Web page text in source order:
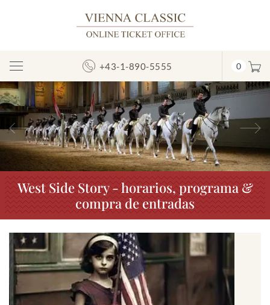
Mostrar/ocultar
la
navegación
+43-1-890-5555 0
Anterior
West Side Story - horarios, programa &
compra de entradas